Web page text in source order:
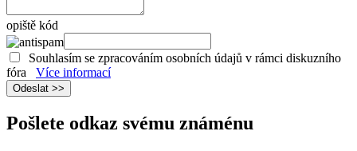
opiště kód
Souhlasím se zpracováním osobních údajů v rámci diskuzního
fóra
Více informací
Pošlete odkaz svému známénu